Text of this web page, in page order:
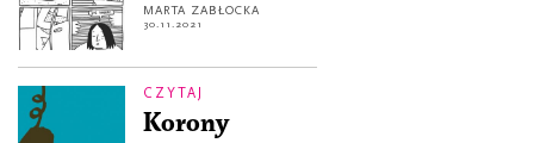
MARTA ZABŁOCKA
30.11.2021
CZYTAJ
Korony